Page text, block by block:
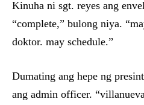
Kinuha ni sgt. reyes ang
“complete,” bulong niya.
doktor. may schedule.”
Dumating ang hepe ng
ang admin officer.